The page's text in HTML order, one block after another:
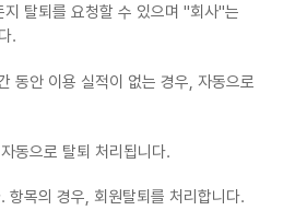
탈퇴를 요청할 수 있으며 "회사"는
.
동안 이용 실적이 없는 경우, 자동으로
동으로 탈퇴 처리됩니다.
항목의 경우, 회원탈퇴를 처리합니다.